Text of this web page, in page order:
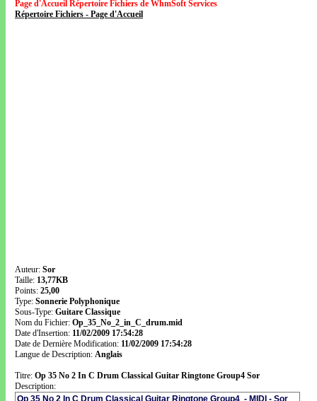
Page d'Accueil Répertoire Fichiers de WhmSoft Services
Répertoire Fichiers - Page d'Accueil
Auteur: Sor
Taille: 13,77KB
Points: 25,00
Type: Sonnerie Polyphonique
Sous-Type: Guitare Classique
Nom du Fichier: Op_35_No_2_in_C_drum.mid
Date d'Insertion: 11/02/2009 17:54:28
Date de Dernière Modification: 11/02/2009 17:54:28
Langue de Description: Anglais
Titre: Op 35 No 2 In C Drum Classical Guitar Ringtone Group4 Sor
Description: